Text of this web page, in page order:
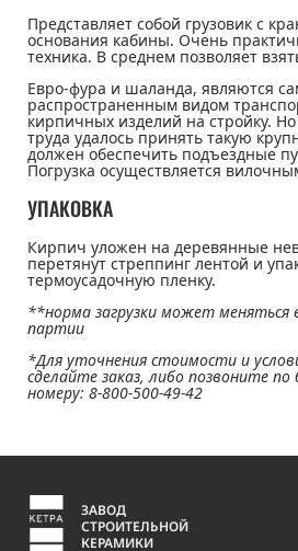
Представляет собой грузовик с
основания кабины. Очень
техника. В среднем позволяет
Евро-фура и шаланда, являются
распространенным видом
кирпичных изделий на стройку.
труда удалось принять такую
должен обеспечить подъездные
Погрузка осуществляется
УПАКОВКА
Кирпич уложен на деревянные
перетянут стреппинг лентой и
термоусадочную пленку.
**норма загрузки может меняться
партии
*Для уточнения стоимости и
сделайте заказ, либо позвоните
номеру: 8-800-500-49-42
ЗАВОД
СТРОИТЕЛЬНОЙ
КЕРАМИКИ